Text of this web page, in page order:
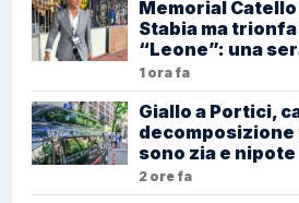
Memorial
Stabia ma
“Leone”: una
1 ora fa
Giallo a Portici,
sono zia e nipote
2 ore fa